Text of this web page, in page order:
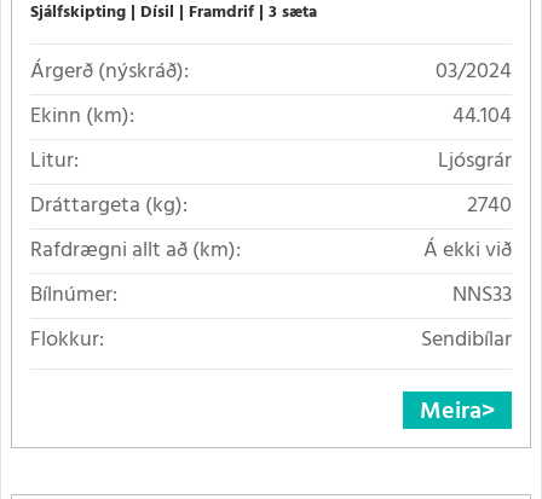
Sjálfskipting Dísil Framdrif 3 sæta
Árgerð (nýskráð):
03/2024
Ekinn (km):
44.104
Litur:
Ljósgrár
Dráttargeta (kg):
2740
Rafdrægni allt að (km):
Á ekki við
Bílnúmer:
NNS33
Flokkur:
Sendibílar
Meira